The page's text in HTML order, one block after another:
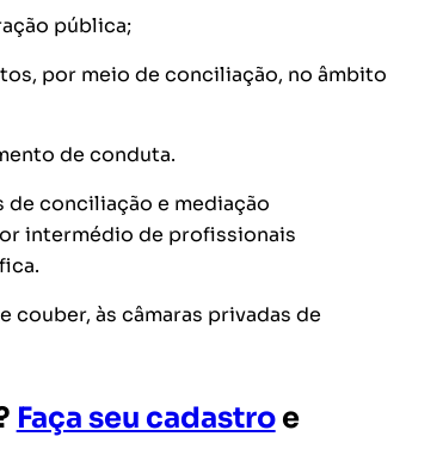
pública;
por meio de conciliação, no âmbito
de conduta.
de conciliação e mediação
intermédio de profissionais
couber, às câmaras privadas de
Faça seu cadastroe